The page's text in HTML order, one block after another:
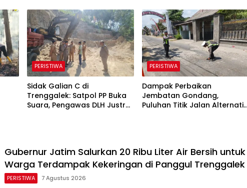
PERISTIWA
Sidak Galian C di
Trenggalek: Satpol PP Buka
Suara, Pengawas DLH Justru
PERISTIWA
Dampak Perbaikan
Jembatan Gondang,
Puluhan Titik Jalan Alternatif
Gubernur Jatim Salurkan 20 Ribu Liter Air Bersih untuk
Warga Terdampak Kekeringan di Panggul Trenggalek
PERISTIWA 7 Agustus 2026